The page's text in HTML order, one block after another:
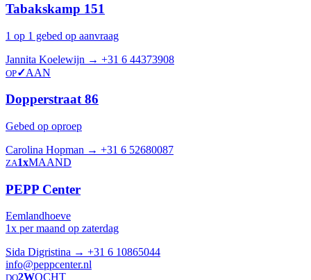
Tabakskamp 151
1 op 1 gebed op aanvraag
Jannita Koelewijn → +31 6 44373908
OP✓AAN
Dopperstraat 86
Gebed op oproep
Carolina Hopman → +31 6 52680087
ZA1xMAAND
PEPP Center
Eemlandhoeve
1x per maand op zaterdag
Sida Digristina → +31 6 10865044
info@peppcenter.nl
DO2WOCHT